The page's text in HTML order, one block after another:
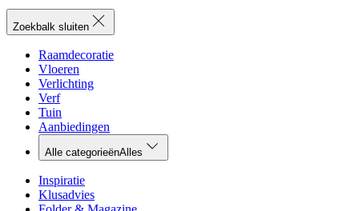
Zoekbalk sluiten
Raamdecoratie
Vloeren
Verlichting
Verf
Tuin
Aanbiedingen
Alle categorieënAlles
Inspiratie
Klusadvies